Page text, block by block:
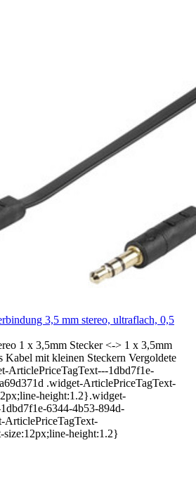
3,5 mm stereo, ultraflach, 0,5
1 x 3,5mm Stecker <-> 1 x 3,5mm
Kabel mit kleinen Steckern Vergoldete
ArticlePriceTagText---1dbd7f1e-
.widget-ArticlePriceTagText-
height:1.2}.widget-
6344-4b53-894d-
ArticlePriceTagText-
height:1.2}